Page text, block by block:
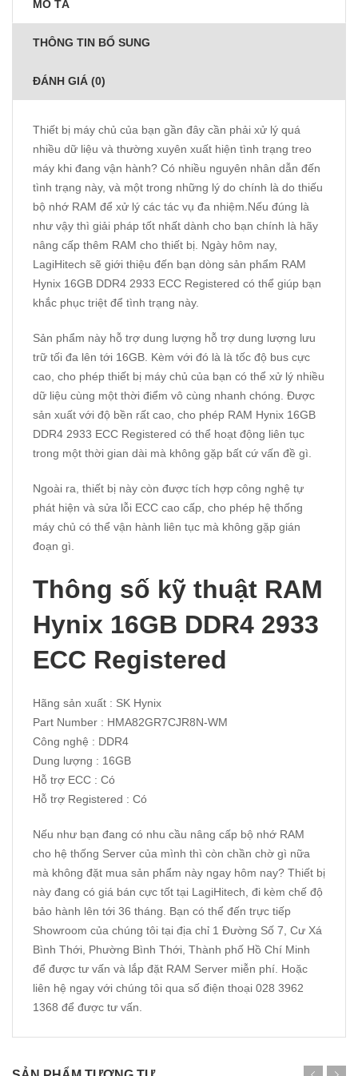
MÔ TẢ
THÔNG TIN BỔ SUNG
ĐÁNH GIÁ (0)
Thiết bị máy chủ của bạn gần đây cần phải xử lý quá
nhiều dữ liệu và thường xuyên xuất hiện tình trạng treo
máy khi đang vận hành? Có nhiều nguyên nhân dẫn đến
tình trạng này, và một trong những lý do chính là do thiếu
bộ nhớ RAM để xử lý các tác vụ đa nhiệm.Nếu đúng là
như vậy thì giải pháp tốt nhất dành cho bạn chính là hãy
nâng cấp thêm RAM cho thiết bị. Ngày hôm nay,
LagiHitech sẽ giới thiệu đến bạn dòng sản phẩm RAM
Hynix 16GB DDR4 2933 ECC Registered có thể giúp bạn
khắc phục triệt để tình trạng này.
Sản phẩm này hỗ trợ dung lượng hỗ trợ dung lượng lưu
trữ tối đa lên tới 16GB. Kèm với đó là là tốc độ bus cực
cao, cho phép thiết bị máy chủ của bạn có thể xử lý nhiều
dữ liệu cùng một thời điểm vô cùng nhanh chóng. Được
sản xuất với độ bền rất cao, cho phép RAM Hynix 16GB
DDR4 2933 ECC Registered có thể hoạt động liên tục
trong một thời gian dài mà không gặp bất cứ vấn đề gì.
Ngoài ra, thiết bị này còn được tích hợp công nghệ tự
phát hiện và sửa lỗi ECC cao cấp, cho phép hệ thống
máy chủ có thể vận hành liên tục mà không gặp gián
đoạn gì.
Thông số kỹ thuật RAM
Hynix 16GB DDR4 2933
ECC Registered
Hãng sản xuất : SK Hynix
Part Number : HMA82GR7CJR8N-WM
Công nghệ : DDR4
Dung lượng : 16GB
Hỗ trợ ECC : Có
Hỗ trợ Registered : Có
Nếu như bạn đang có nhu cầu nâng cấp bộ nhớ RAM
cho hệ thống Server của mình thì còn chần chờ gì nữa
mà không đặt mua sản phẩm này ngay hôm nay? Thiết bị
này đang có giá bán cực tốt tại LagiHitech, đi kèm chế độ
bảo hành lên tới 36 tháng. Bạn có thể đến trực tiếp
Showroom của chúng tôi tại địa chỉ 1 Đường Số 7, Cư Xá
Bình Thới, Phường Bình Thới, Thành phố Hồ Chí Minh
để được tư vấn và lắp đặt RAM Server miễn phí. Hoặc
liên hệ ngay với chúng tôi qua số điện thoại 028 3962
1368 để được tư vấn.